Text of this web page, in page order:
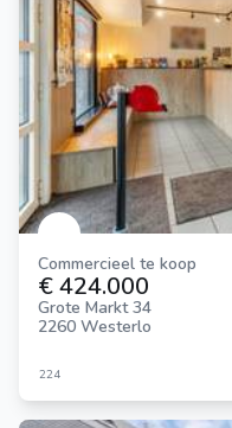
Commercieel te koop
€ 424.000
Grote Markt 34
2260 Westerlo
224